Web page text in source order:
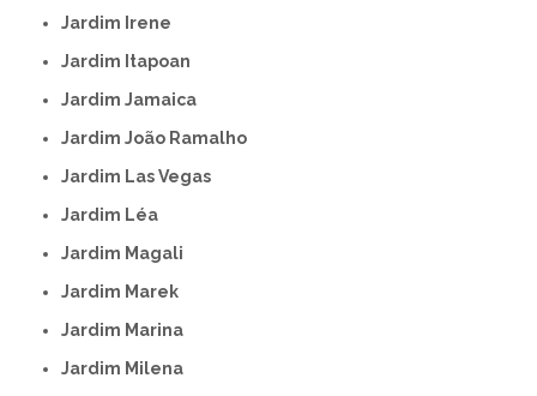
Jardim Irene
Jardim Itapoan
Jardim Jamaica
Jardim João Ramalho
Jardim Las Vegas
Jardim Léa
Jardim Magali
Jardim Marek
Jardim Marina
Jardim Milena